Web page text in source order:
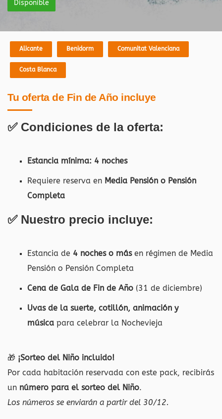
Disponible
Alicante Benidorm Comunitat Valenciana
Costa Blanca
Tu oferta de Fin de Año incluye
✅ Condiciones de la oferta:
Estancia mínima: 4 noches
Requiere reserva en Media Pensión o Pensión
Completa
✅ Nuestro precio incluye:
Estancia de 4 noches o másen régimen de Media
Pensión o Pensión Completa
Cena de Gala de Fin de Año (31 de diciembre)
Uvas de la suerte, cotillón, animación y
música para celebrar la Nochevieja
🎁 ¡Sorteo del Niño incluido!
Por cada habitación reservada con este pack, recibirás
un número para el sorteo del Niño.
Los números se enviarán a partir del 30/12.